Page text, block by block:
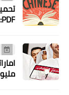
PDF: دليلك الشامل للبدء الآن!